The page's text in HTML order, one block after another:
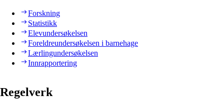
Forskning
Statistikk
Elevundersøkelsen
Foreldreundersøkelsen i barnehage
Lærlingundersøkelsen
Innrapportering
Regelverk